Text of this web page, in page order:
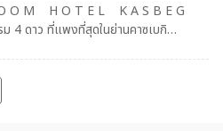
O M H O T E L K A S B E G
4 ดาว ที่แพงที่สุดในย่านคาซเบกิ
นเที่ยวในทวีปยุโรป แต่ว่าราคาและค่า
ที่เราจับต้องได้สิ่งอำนวยความสะดวก